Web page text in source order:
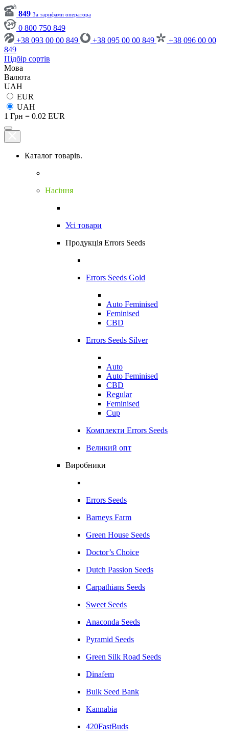
849 За тарифами оператора
0 800 750 849
+38 093 00 00 849
+38 095 00 00 849
+38 096 00 00
849
Підбір сортів
Мова
Валюта
UAH
EUR
UAH
1 Грн = 0.02 EUR
Каталог товарів.
Насіння
Усі товари
Продукція Errors Seeds
Errors Seeds Gold
Auto Feminised
Feminised
CBD
Errors Seeds Silver
Auto
Auto Feminised
CBD
Regular
Feminised
Cup
Комплекти Errors Seeds
Великий опт
Виробники
Errors Seeds
Barneys Farm
Green House Seeds
Doctor’s Choice
Dutch Passion Seeds
Carpathians Seeds
Sweet Seeds
Anaconda Seeds
Pyramid Seeds
Green Silk Road Seeds
Dinafem
Bulk Seed Bank
Kannabia
420FastBuds